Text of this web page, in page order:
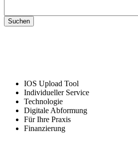
IOS Upload Tool
Individueller Service
Technologie
Digitale Abformung
Für Ihre Praxis
Finanzierung